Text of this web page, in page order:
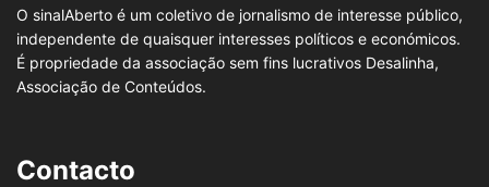
O sinalAberto é um coletivo de jornalismo de interesse público,
independente de quaisquer interesses políticos e económicos.
É propriedade da associação sem fins lucrativos Desalinha,
Associação de Conteúdos.
Contacto